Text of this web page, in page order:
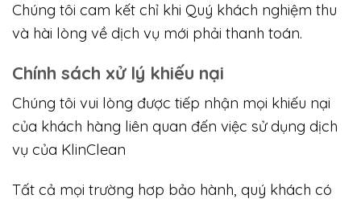
Chúng tôi cam kết chỉ khi Quý khách nghiệm thu
và hài lòng về dịch vụ mới phải thanh toán.
Chính sách xử lý khiếu nại
Chúng tôi vui lòng được tiếp nhận mọi khiếu nại
của khách hàng liên quan đến việc sử dụng dịch
vụ của KlinClean
Tất cả mọi trường hơp bảo hành, quý khách có